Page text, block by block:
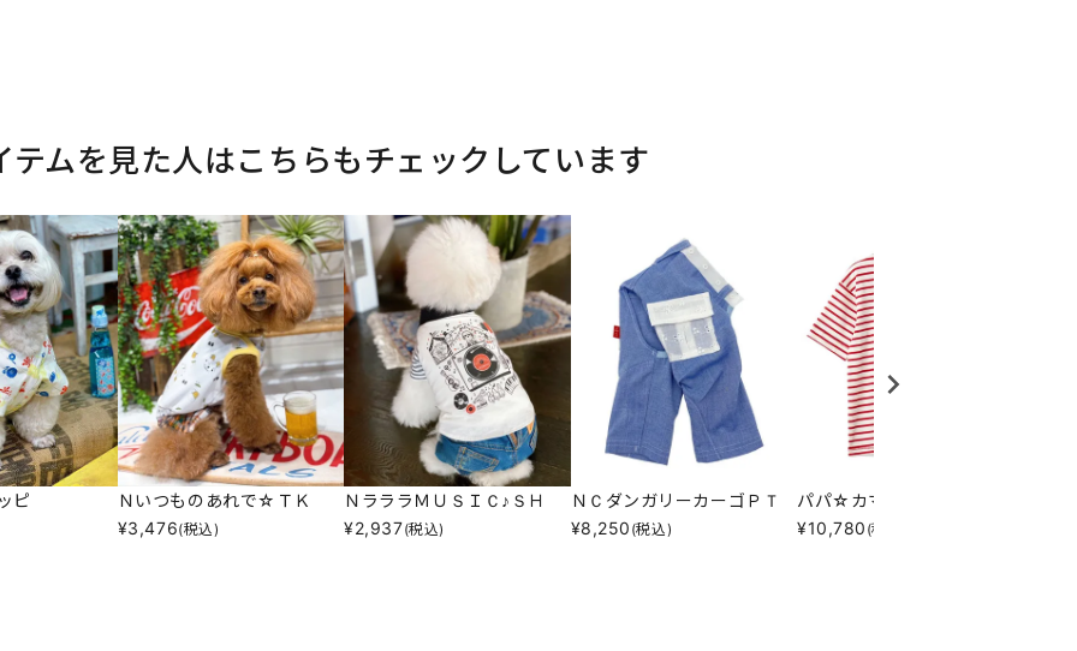
テムを見た人はこちらもチェックしています
ピ
Ｎいつものあれで☆ＴＫ
¥3,476(税込)
ＮラララＭＵＳＩＣ♪ＳＨ
¥2,937(税込)
ＮＣダンガリーカーゴＰＴ
¥8,250 (税込)
パパ☆カマクマドライブＴ
¥10,780 (税込)